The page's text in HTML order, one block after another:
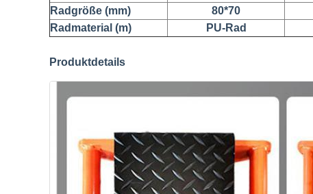
Radgröße (mm)
80*70
Radmaterial (m)
PU-Rad
Produktdetails